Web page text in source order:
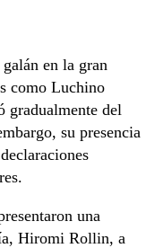
en la gran
como Luchino
gradualmente del
su presencia
una
Hiromi Rollin, a